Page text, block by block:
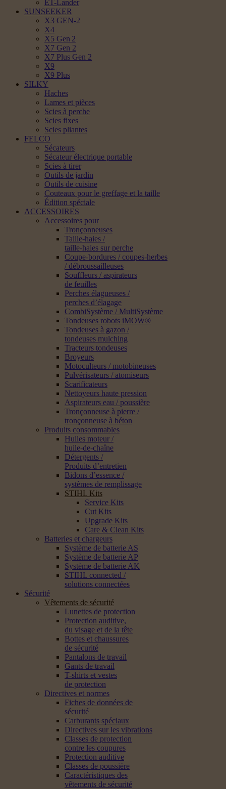
ET-Lander
SUNSEEKER
X3 GEN-2
X4
X5 Gen 2
X7 Gen 2
X7 Plus Gen 2
X9
X9 Plus
SILKY
Haches
Lames et pièces
Scies à perche
Scies fixes
Scies pliantes
FELCO
Sécateurs
Sécateur électrique portable
Scies à tirer
Outils de jardin
Outils de cuisine
Couteaux pour le greffage et la taille
Édition spéciale
ACCESSOIRES
Accessoires pour
Tronçonneuses
Taille-haies /
taille-haies sur perche
Coupe-bordures / coupes-herbes
/ débroussailleuses
Souffleurs / aspirateurs
de feuilles
Perches élagueuses /
perches d’élagage
CombiSystème / MultiSystème
Tondeuses robots iMOW®
Tondeuses à gazon /
tondeuses mulching
Tracteurs tondeuses
Broyeurs
Motoculteurs / motobineuses
Pulvérisateurs / atomiseurs
Scarificateurs
Nettoyeurs haute pression
Aspirateurs eau / poussière
Tronçonneuse à pierre /
tronçonneuse à béton
Produits consommables
Huiles moteur /
huile-de-chaîne
Détergents /
Produits d’entretien
Bidons d’essence /
systèmes de remplissage
STIHL Kits
Service Kits
Cut Kits
Upgrade Kits
Care & Clean Kits
Batteries et chargeurs
Système de batterie AS
Système de batterie AP
Système de batterie AK
STIHL connected /
solutions connectées
Sécurité
Vêtements de sécurité
Lunettes de protection
Protection auditive,
du visage et de la tête
Bottes et chaussures
de sécurité
Pantalons de travail
Gants de travail
T-shirts et vestes
de protection
Directives et normes
Fiches de données de
sécurité
Carburants spéciaux
Directives sur les vibrations
Classes de protection
contre les coupures
Protection auditive
Classes de poussière
Caractéristiques des
vêtements de sécurité